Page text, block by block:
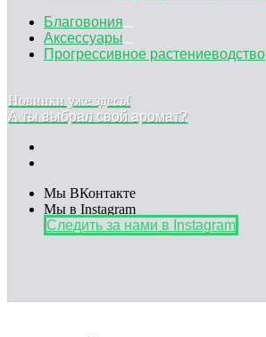
Благовония
Аксессуары
Прогрессивное растениеводство
Новинки уже здесь!
А ты выбрал свой аромат?
Мы ВКонтакте
Мы в Instagram
Следить за нами в Instagram